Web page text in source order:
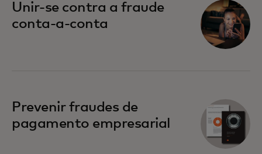
Unir-se contra a fraude
conta-a-conta
Prevenir fraudes de
pagamento empresarial